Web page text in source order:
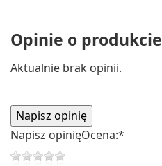
Opinie o produkcie
Aktualnie brak opinii.
Napisz opinięOcena:*